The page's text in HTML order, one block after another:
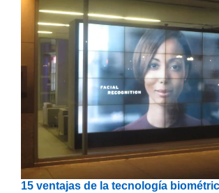
15 ventajas de la tecnología